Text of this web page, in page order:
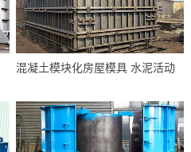
混凝土模块化房屋模具 水泥活动